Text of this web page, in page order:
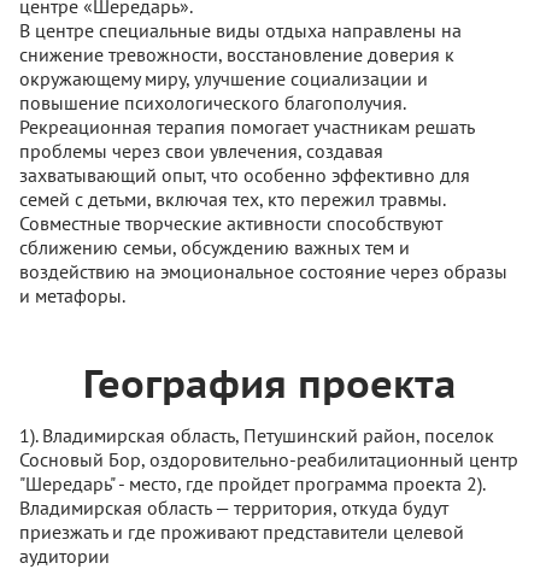
центре «Шередарь».
В центре специальные виды отдыха направлены на
снижение тревожности, восстановление доверия к
окружающему миру, улучшение социализации и
повышение психологического благополучия.
Рекреационная терапия помогает участникам решать
проблемы через свои увлечения, создавая
захватывающий опыт, что особенно эффективно для
семей с детьми, включая тех, кто пережил травмы.
Совместные творческие активности способствуют
сближению семьи, обсуждению важных тем и
воздействию на эмоциональное состояние через образы
и метафоры.
География проекта
1). Владимирская область, Петушинский район, поселок
Сосновый Бор, оздоровительно-реабилитационный центр
"Шередарь" - место, где пройдет программа проекта 2).
Владимирская область — территория, откуда будут
приезжать и где проживают представители целевой
аудитории